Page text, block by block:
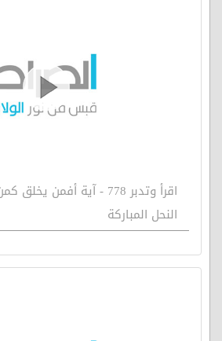
اقرأ وتدبر 778 - آية أفمن
النحل المباركة